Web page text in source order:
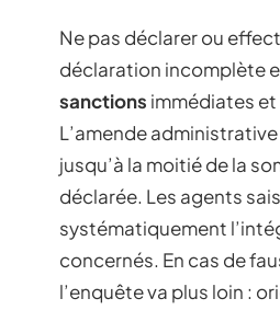
Ne pas déclarer ou
déclaration incomplète
sanctions immédiates et
L’amende
jusqu’à la moitié de la
déclarée. Les agents
systématiquement
concernés. En cas de
l’enquête va plus loin :